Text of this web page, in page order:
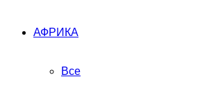
АФРИКА
Все